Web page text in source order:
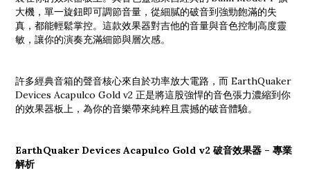
大機，單一旋鈕即可調節音量，從細膩的破音到強勁飽滿的失
真，都能輕鬆掌控。這款效果器對吉他的音量與音色控制高度靈
敏，讓你的演奏充滿細節與層次感。
許多經典音箱的聲音核心來自於功率放大電路，而 EarthQuaker
Devices Acapulco Gold v2 正是將這股強悍的音色張力濃縮到你
的效果器板上，為你的音樂帶來純粹且震撼的破音體驗。
EarthQuaker Devices Acapulco Gold v2 破音效果器 – 專業
解析